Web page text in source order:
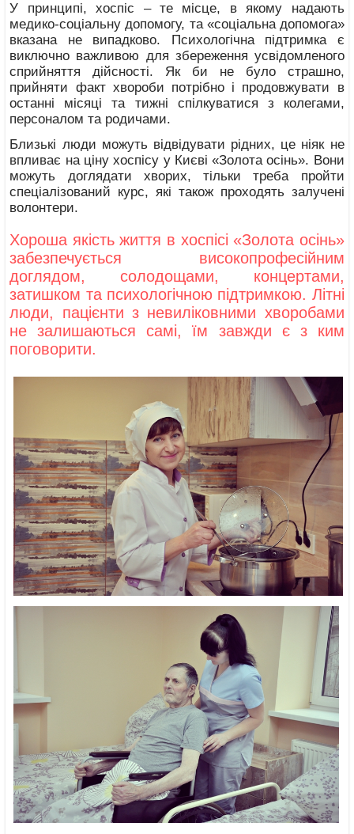
У принципі, хоспіс – те місце, в якому надають
медико-соціальну допомогу, та «соціальна допомога»
вказана не випадково. Психологічна підтримка є
виключно важливою для збереження усвідомленого
сприйняття дійсності. Як би не було страшно,
прийняти факт хвороби потрібно і продовжувати в
останні місяці та тижні спілкуватися з колегами,
персоналом та родичами.
Близькі люди можуть відвідувати рідних, це ніяк не
впливає на ціну хоспісу у Києві «Золота осінь». Вони
можуть доглядати хворих, тільки треба пройти
спеціалізований курс, які також проходять залучені
волонтери.
Хороша якість життя в хоспісі «Золота осінь»
забезпечується високопрофесійним
доглядом, солодощами, концертами,
затишком та психологічною підтримкою. Літні
люди, пацієнти з невиліковними хворобами
не залишаються самі, їм завжди є з ким
поговорити.